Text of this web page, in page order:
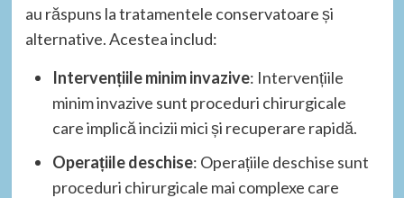
au răspuns la tratamentele conservatoare și
alternative. Acestea includ:
Intervențiile minim invazive: Intervențiile
minim invazive sunt proceduri chirurgicale
care implică incizii mici și recuperare rapidă.
Operațiile deschise: Operațiile deschise sunt
proceduri chirurgicale mai complexe care